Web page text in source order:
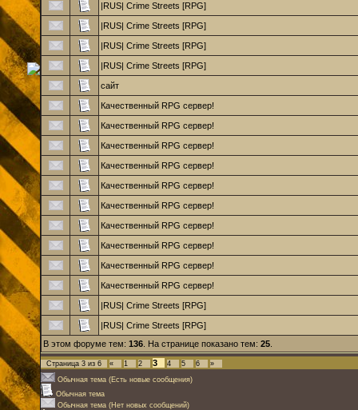
|RUS| Crime Streets [RPG]
|RUS| Crime Streets [RPG]
|RUS| Crime Streets [RPG]
|RUS| Crime Streets [RPG]
сайт
Качественный RPG сервер!
Качественный RPG сервер!
Качественный RPG сервер!
Качественный RPG сервер!
Качественный RPG сервер!
Качественный RPG сервер!
Качественный RPG сервер!
Качественный RPG сервер!
Качественный RPG сервер!
Качественный RPG сервер!
|RUS| Crime Streets [RPG]
|RUS| Crime Streets [RPG]
В этом форуме тем: 136 . На странице показано тем: 25
Страница 3 из 6 « 1 2 3 4 5 6
»
Обычная тема (Есть новые сообщения)
Обычная тема
Обычная тема (Нет новых сообщений)